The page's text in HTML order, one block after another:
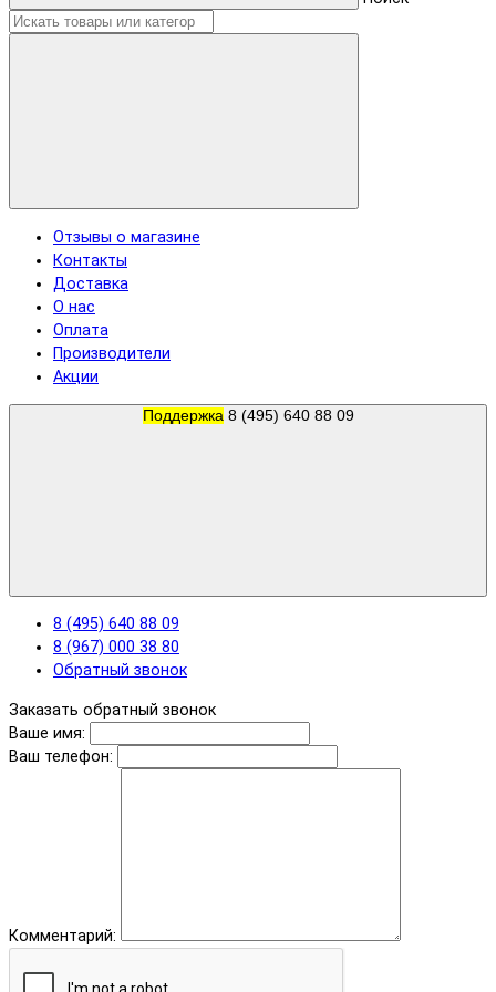
Отзывы о магазине
Контакты
Доставка
О нас
Оплата
Производители
Акции
Поддержка 8 (495) 640 88 09
8 (495) 640 88 09
8 (967) 000 38 80
Обратный звонок
Заказать обратный звонок
Ваше имя:
Ваш телефон:
Комментарий: